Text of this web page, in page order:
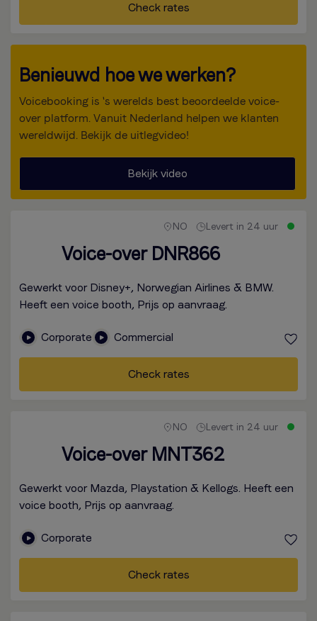
Check rates
Benieuwd hoe we werken?
Voicebooking is 's werelds best beoordeelde voice-
over platform. Vanuit Nederland helpen we klanten
wereldwijd. Bekijk de uitlegvideo!
Bekijk video
NO Levert in 24 uur
Voice-over DNR866
Gewerkt voor Disney+, Norwegian Airlines & BMW.
Heeft een voice booth, Prijs op aanvraag.
Corporate Commercial
Check rates
NO Levert in 24 uur
Voice-over MNT362
Gewerkt voor Mazda, Playstation & Kellogs. Heeft een
voice booth, Prijs op aanvraag.
Corporate
Check rates